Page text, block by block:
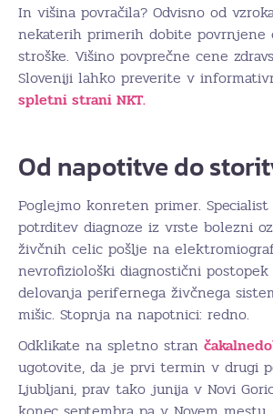
In višina povračila? Odvisno od
nekaterih primerih dobite povrnjene
stroške. Višino povprečne cene
Sloveniji lahko preverite v
spletni strani NKT.
Od napotitve do
Poglejmo konreten primer.
potrditev diagnoze iz vrste bolezni
živčnih celic pošlje na
nevrofiziološki diagnostični
delovanja perifernega živčnega
mišic. Stopnja na napotnici: redno.
Odklikate na spletno stran
ugotovite, da je prvi termin v drugi
Ljubljani, prav tako junija v Novi